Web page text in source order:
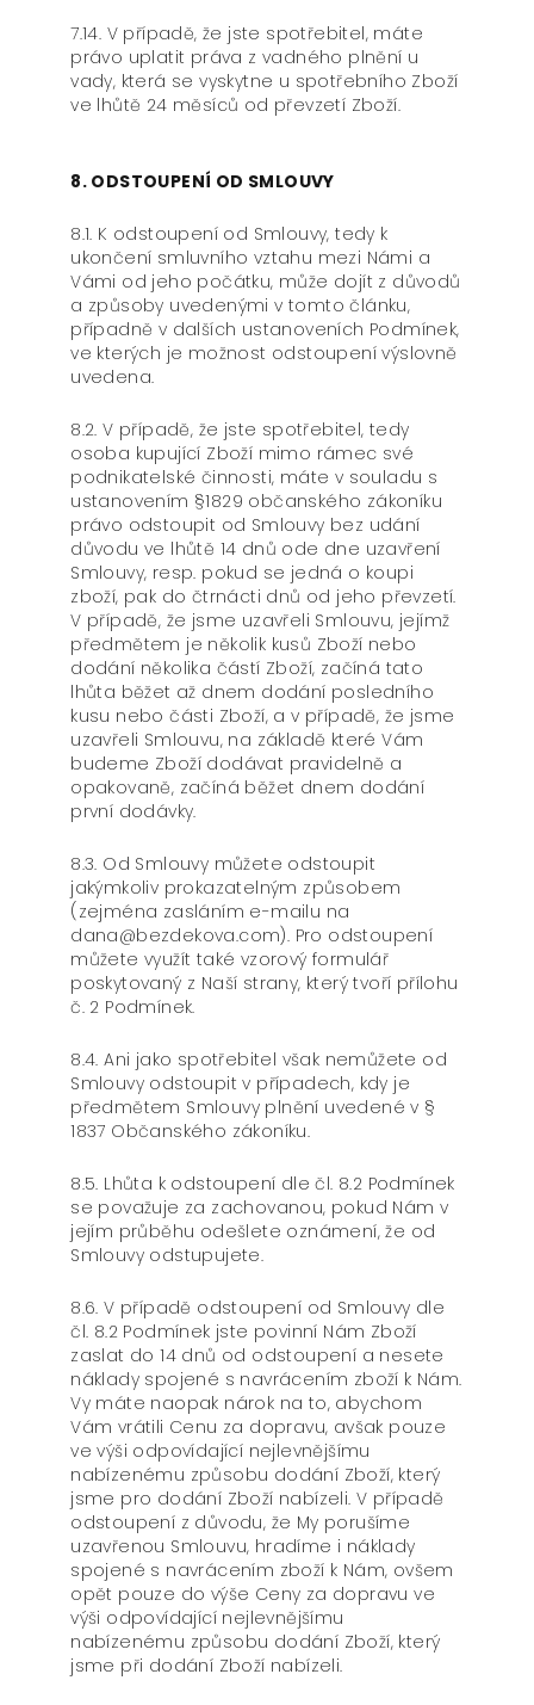
7.14. V případě, že jste spotřebitel, máte
právo uplatit práva z vadného plnění u
vady, která se vyskytne u spotřebního Zboží
ve lhůtě 24 měsíců od převzetí Zboží.
8. ODSTOUPENÍ OD SMLOUVY
8.1. K odstoupení od Smlouvy, tedy k
ukončení smluvního vztahu mezi Námi a
Vámi od jeho počátku, může dojít z důvodů
a způsoby uvedenými v tomto článku,
případně v dalších ustanoveních Podmínek,
ve kterých je možnost odstoupení výslovně
uvedena.
8.2. V případě, že jste spotřebitel, tedy
osoba kupující Zboží mimo rámec své
podnikatelské činnosti, máte v souladu s
ustanovením §1829 občanského zákoníku
právo odstoupit od Smlouvy bez udání
důvodu ve lhůtě 14 dnů ode dne uzavření
Smlouvy, resp. pokud se jedná o koupi
zboží, pak do čtrnácti dnů od jeho převzetí.
V případě, že jsme uzavřeli Smlouvu, jejímž
předmětem je několik kusů Zboží nebo
dodání několika částí Zboží, začíná tato
lhůta běžet až dnem dodání posledního
kusu nebo části Zboží, a v případě, že jsme
uzavřeli Smlouvu, na základě které Vám
budeme Zboží dodávat pravidelně a
opakovaně, začíná běžet dnem dodání
první dodávky.
8.3. Od Smlouvy můžete odstoupit
jakýmkoliv prokazatelným způsobem
(zejména zasláním e-mailu na
dana@bezdekova.com). Pro odstoupení
můžete využít také vzorový formulář
poskytovaný z Naší strany, který tvoří přílohu
č. 2 Podmínek.
8.4. Ani jako spotřebitel však nemůžete od
Smlouvy odstoupit v případech, kdy je
předmětem Smlouvy plnění uvedené v §
1837 Občanského zákoníku.
8.5. Lhůta k odstoupení dle čl. 8.2 Podmínek
se považuje za zachovanou, pokud Nám v
jejím průběhu odešlete oznámení, že od
Smlouvy odstupujete.
8.6. V případě odstoupení od Smlouvy dle
čl. 8.2 Podmínek jste povinní Nám Zboží
zaslat do 14 dnů od odstoupení a nesete
náklady spojené s navrácením zboží k Nám.
Vy máte naopak nárok na to, abychom
Vám vrátili Cenu za dopravu, avšak pouze
ve výši odpovídající nejlevnějšímu
nabízenému způsobu dodání Zboží, který
jsme pro dodání Zboží nabízeli. V případě
odstoupení z důvodu, že My porušíme
uzavřenou Smlouvu, hradíme i náklady
spojené s navrácením zboží k Nám, ovšem
opět pouze do výše Ceny za dopravu ve
výši odpovídající nejlevnějšímu
nabízenému způsobu dodání Zboží, který
jsme při dodání Zboží nabízeli.